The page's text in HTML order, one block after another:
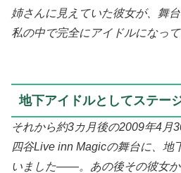
姉さんに見えていた彼女が、舞
私の中で完全にアイドルになって
地下アイドルとしてステー
それから約3カ月後の2009年4月
四谷Live inn Magicの舞台に、地
いました――。あの後その彼女か